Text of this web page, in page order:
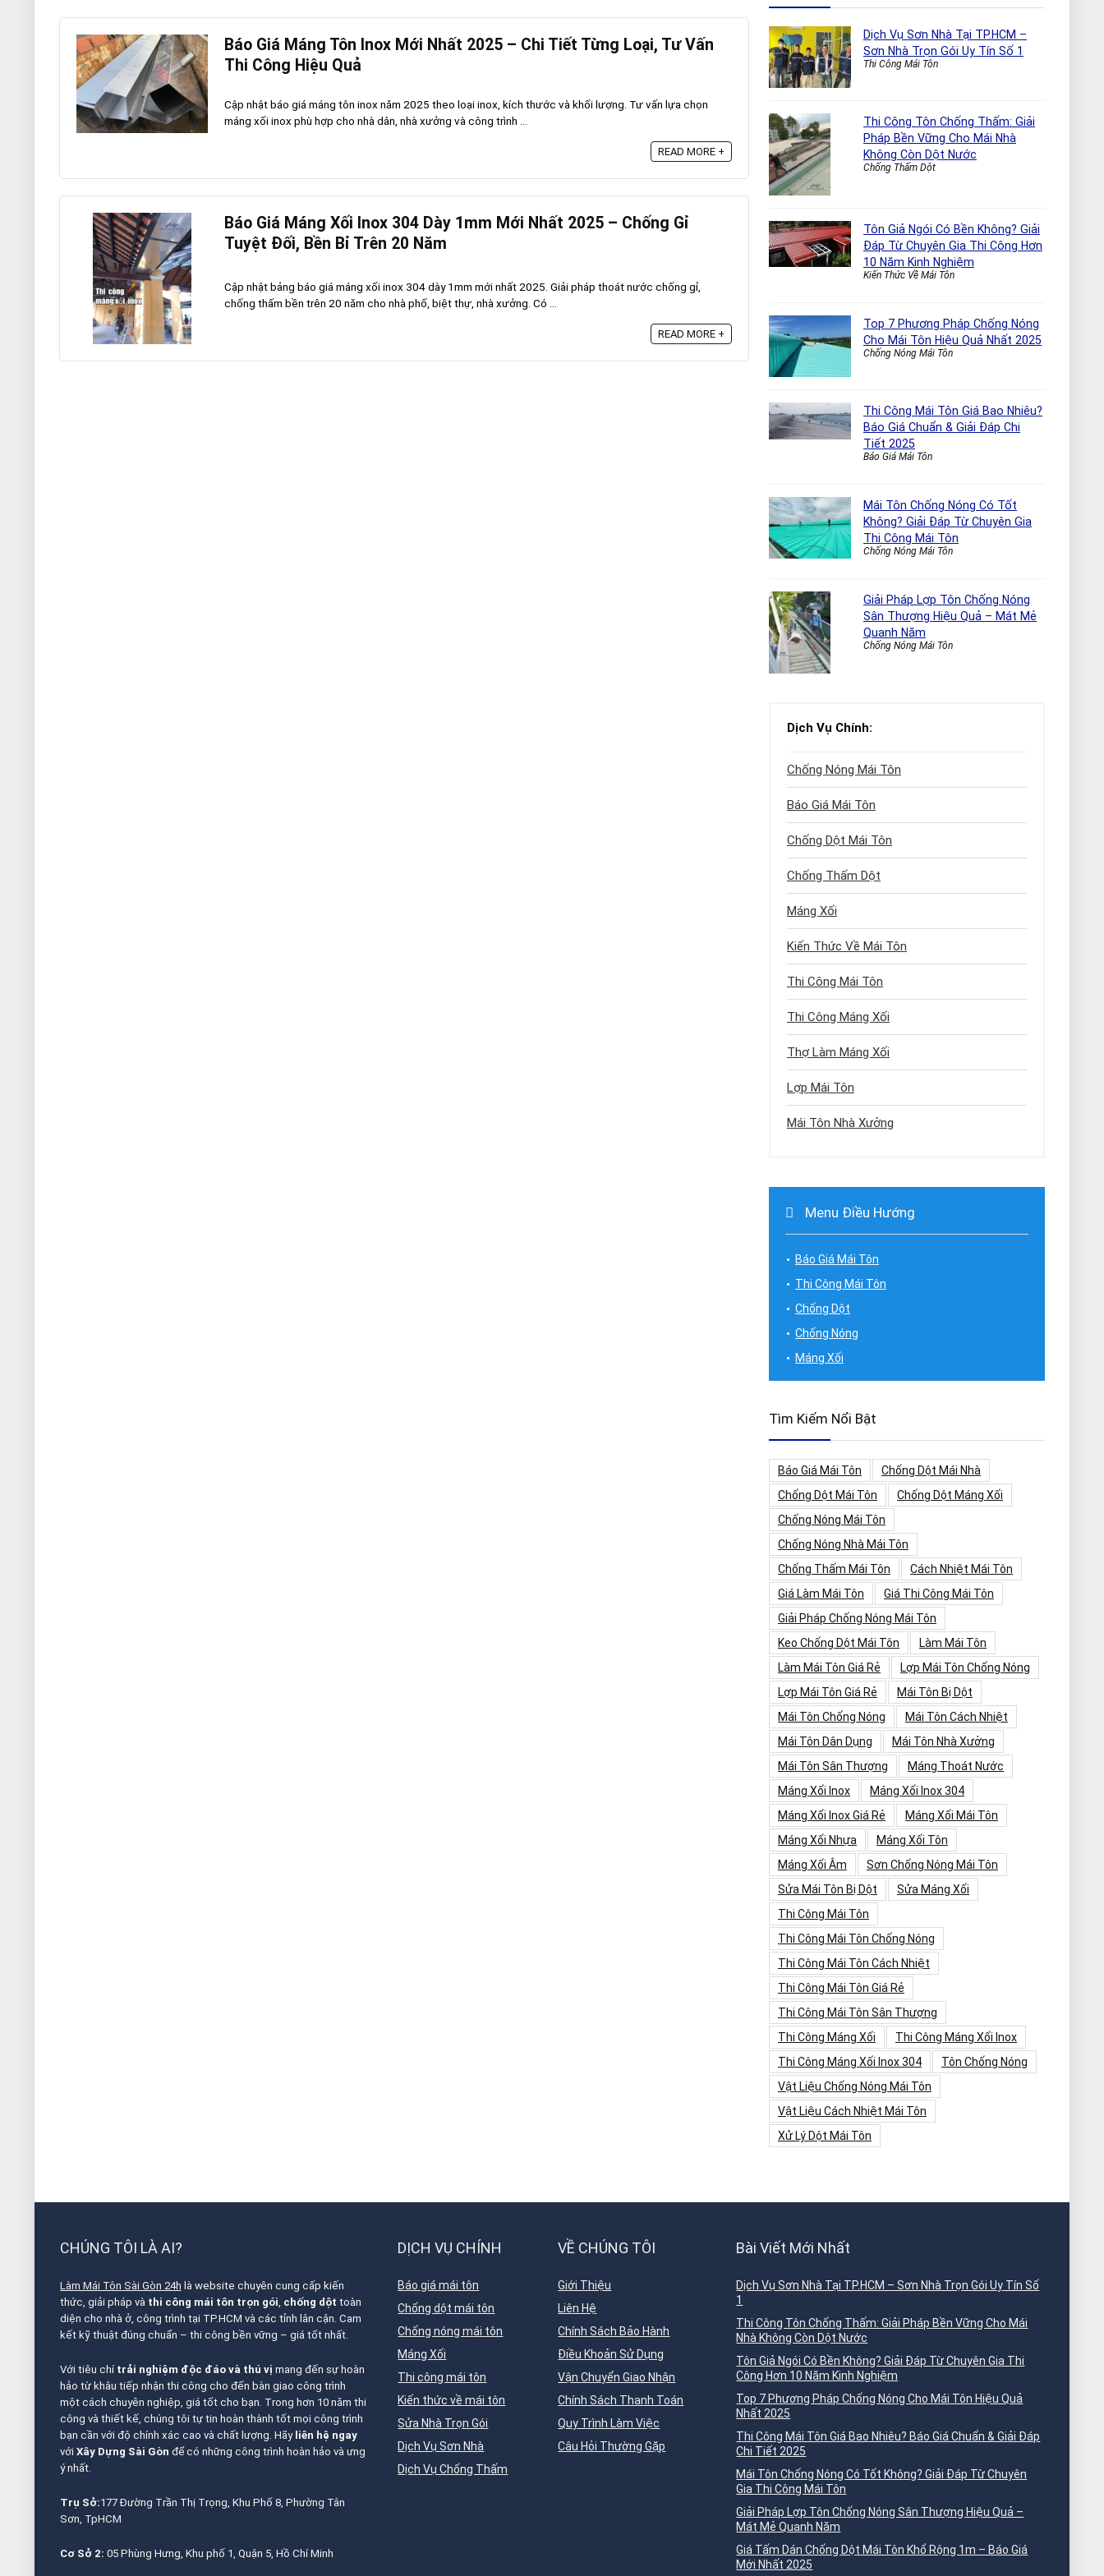
Báo Giá Máng Tôn Inox Mới Nhất 2025 – Chi Tiết Từng Loại, Tư Vấn
Thi Công Hiệu Quả
Cập nhật báo giá máng tôn inox năm 2025 theo loại inox, kích thước và khối lượng. Tư vấn lựa chọn
máng xối inox phù hợp cho nhà dân, nhà xưởng và công trình ...
READ MORE +
Báo Giá Máng Xối Inox 304 Dày 1mm Mới Nhất 2025 – Chống Gỉ
Tuyệt Đối, Bền Bỉ Trên 20 Năm
Cập nhật bảng báo giá máng xối inox 304 dày 1mm mới nhất 2025. Giải pháp thoát nước chống gỉ,
chống thấm bền trên 20 năm cho nhà phố, biệt thự, nhà xưởng. Có ...
READ MORE +
Dịch Vụ Sơn Nhà Tại TP.HCM –
Sơn Nhà Trọn Gói Uy Tín Số 1
Thi Công Mái Tôn
Thi Công Tôn Chống Thấm: Giải
Pháp Bền Vững Cho Mái Nhà
Không Còn Dột Nước
Chống Thấm Dột
Tôn Giả Ngói Có Bền Không? Giải
Đáp Từ Chuyên Gia Thi Công Hơn
10 Năm Kinh Nghiệm
Kiến Thức Về Mái Tôn
Top 7 Phương Pháp Chống Nóng
Cho Mái Tôn Hiệu Quả Nhất 2025
Chống Nóng Mái Tôn
Thi Công Mái Tôn Giá Bao Nhiêu?
Báo Giá Chuẩn & Giải Đáp Chi
Tiết 2025
Báo Giá Mái Tôn
Mái Tôn Chống Nóng Có Tốt
Không? Giải Đáp Từ Chuyên Gia
Thi Công Mái Tôn
Chống Nóng Mái Tôn
Giải Pháp Lợp Tôn Chống Nóng
Sân Thượng Hiệu Quả – Mát Mẻ
Quanh Năm
Chống Nóng Mái Tôn
Dịch Vụ Chính:
Chống Nóng Mái Tôn
Báo Giá Mái Tôn
Chống Dột Mái Tôn
Chống Thấm Dột
Máng Xối
Kiến Thức Về Mái Tôn
Thi Công Mái Tôn
Thi Công Máng Xối
Thợ Làm Máng Xối
Lợp Mái Tôn
Mái Tôn Nhà Xưởng
Menu Điều Hướng
Báo Giá Mái Tôn
Thi Công Mái Tôn
Chống Dột
Chống Nóng
Máng Xối
Tìm Kiếm Nổi Bật
Báo Giá Mái Tôn
Chống Dột Mái Nhà
Chống Dột Mái Tôn
Chống Dột Máng Xối
Chống Nóng Mái Tôn
Chống Nóng Nhà Mái Tôn
Chống Thấm Mái Tôn
Cách Nhiệt Mái Tôn
Giá Làm Mái Tôn
Giá Thi Công Mái Tôn
Giải Pháp Chống Nóng Mái Tôn
Keo Chống Dột Mái Tôn
Làm Mái Tôn
Làm Mái Tôn Giá Rẻ
Lợp Mái Tôn Chống Nóng
Lợp Mái Tôn Giá Rẻ
Mái Tôn Bị Dột
Mái Tôn Chống Nóng
Mái Tôn Cách Nhiệt
Mái Tôn Dân Dụng
Mái Tôn Nhà Xưởng
Mái Tôn Sân Thượng
Máng Thoát Nước
Máng Xối Inox
Máng Xối Inox 304
Máng Xối Inox Giá Rẻ
Máng Xối Mái Tôn
Máng Xối Nhựa
Máng Xối Tôn
Máng Xối Âm
Sơn Chống Nóng Mái Tôn
Sửa Mái Tôn Bị Dột
Sửa Máng Xối
Thi Công Mái Tôn
Thi Công Mái Tôn Chống Nóng
Thi Công Mái Tôn Cách Nhiệt
Thi Công Mái Tôn Giá Rẻ
Thi Công Mái Tôn Sân Thượng
Thi Công Máng Xối
Thi Công Máng Xối Inox
Thi Công Máng Xối Inox 304
Tôn Chống Nóng
Vật Liệu Chống Nóng Mái Tôn
Vật Liệu Cách Nhiệt Mái Tôn
Xử Lý Dột Mái Tôn
CHÚNG TÔI LÀ AI?
Làm Mái Tôn Sài Gòn 24h là website chuyên cung cấp kiến
thức, giải pháp và thi công mái tôn trọn gói, chống dột toàn
diện cho nhà ở, công trình tại TP.HCM và các tỉnh lân cận. Cam
kết kỹ thuật đúng chuẩn – thi công bền vững – giá tốt nhất.
Với tiêu chí trải nghiệm độc đáo và thú vị mang đến sự hoàn
hảo từ khâu tiếp nhận thi công cho đến bàn giao công trình
một cách chuyên nghiệp, giá tốt cho bạn. Trong hơn 10 năm thi
công và thiết kế, chúng tôi tự tin hoàn thành tốt mọi công trình
bạn cần với độ chính xác cao và chất lượng. Hãy liên hệ ngay
với Xây Dựng Sài Gòn để có những công trình hoàn hảo và ưng
ý nhất.
Trụ Sở:177 Đường Trần Thị Trọng, Khu Phố 8, Phường Tân
Sơn, TpHCM
Cơ Sở 2: 05 Phùng Hưng, Khu phố 1, Quận 5, Hồ Chí Minh
DỊCH VỤ CHÍNH
Báo giá mái tôn
Chống dột mái tôn
Chống nóng mái tôn
Máng Xối
Thi công mái tôn
Kiến thức về mái tôn
Sửa Nhà Trọn Gói
Dịch Vụ Sơn Nhà
Dịch Vụ Chống Thấm
VỀ CHÚNG TÔI
Giới Thiệu
Liên Hệ
Chính Sách Bảo Hành
Điều Khoản Sử Dụng
Vận Chuyển Giao Nhận
Chính Sách Thanh Toán
Quy Trình Làm Việc
Câu Hỏi Thường Gặp
Bài Viết Mới Nhất
Dịch Vụ Sơn Nhà Tại TP.HCM – Sơn Nhà Trọn Gói Uy Tín Số
1
Thi Công Tôn Chống Thấm: Giải Pháp Bền Vững Cho Mái
Nhà Không Còn Dột Nước
Tôn Giả Ngói Có Bền Không? Giải Đáp Từ Chuyên Gia Thi
Công Hơn 10 Năm Kinh Nghiệm
Top 7 Phương Pháp Chống Nóng Cho Mái Tôn Hiệu Quả
Nhất 2025
Thi Công Mái Tôn Giá Bao Nhiêu? Báo Giá Chuẩn & Giải Đáp
Chi Tiết 2025
Mái Tôn Chống Nóng Có Tốt Không? Giải Đáp Từ Chuyên
Gia Thi Công Mái Tôn
Giải Pháp Lợp Tôn Chống Nóng Sân Thượng Hiệu Quả –
Mát Mẻ Quanh Năm
Giá Tấm Dán Chống Dột Mái Tôn Khổ Rộng 1m – Báo Giá
Mới Nhất 2025